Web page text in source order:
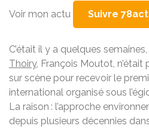
Voir mon actu
Suivre
C’était il y a quelques
Thoiry, François Moutot,
sur scène pour recevoir le
international organisé sous
La raison : l’approche
depuis plusieurs décennies